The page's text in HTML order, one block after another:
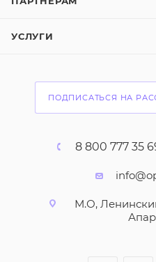
УСЛУГИ
ПОДПИСАТЬСЯ НА
8 800 777 35
М.О,